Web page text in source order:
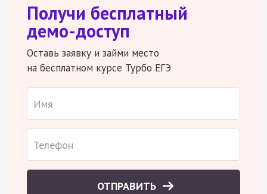
Получи бесплатный
демо-доступ
Оставь заявку и займи место
на бесплатном курсе Турбо ЕГЭ
ОТПРАВИТЬ